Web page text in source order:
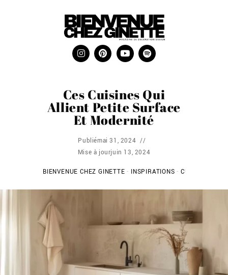
Ces Cuisines Qui
Allient Petite Surface
Et Modernité
Publiémai 31, 2024
Mise à jourjuin 13, 2024
BIENVENUE CHEZ GINETTE - INSPIRATIONS -CUISINE